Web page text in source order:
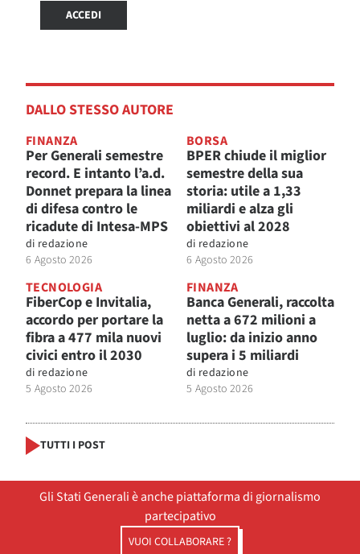
ACCEDI
DALLO STESSO AUTORE
FINANZA
Per Generali semestre
record. E intanto l’a.d.
Donnet prepara la linea
di difesa contro le
ricadute di Intesa-MPS
di redazione
6 Agosto 2026
BORSA
BPER chiude il miglior
semestre della sua
storia: utile a 1,33
miliardi e alza gli
obiettivi al 2028
di redazione
6 Agosto 2026
TECNOLOGIA
FiberCop e Invitalia,
accordo per portare la
fibra a 477 mila nuovi
civici entro il 2030
di redazione
5 Agosto 2026
FINANZA
Banca Generali, raccolta
netta a 672 milioni a
luglio: da inizio anno
supera i 5 miliardi
di redazione
5 Agosto 2026
TUTTI I POST
Gli Stati Generali è anche piattaforma di giornalismo
partecipativo
VUOI COLLABORARE ?